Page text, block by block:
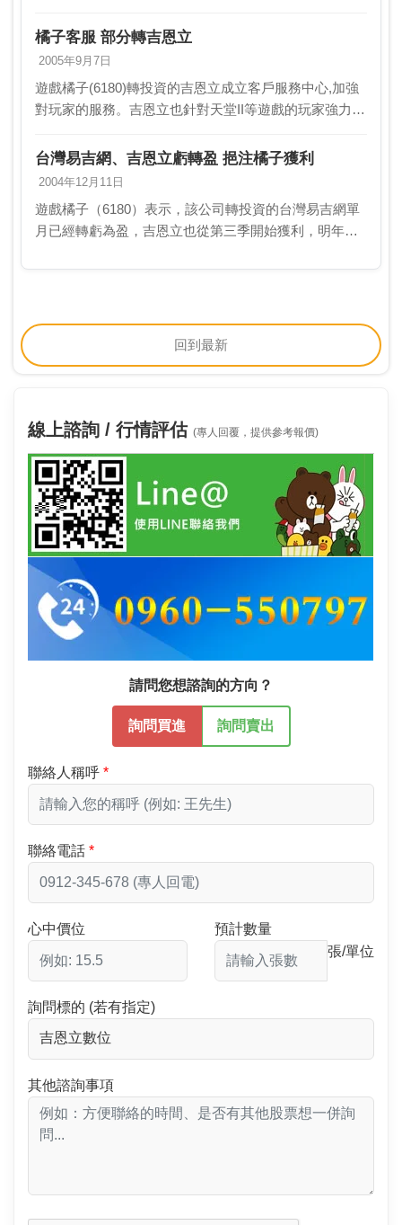
個攤位，成為租用攤位數最多者。而次世代遊樂器Ｐ…
橘子客服 部分轉吉恩立
2005年9月7日
遊戲橘子(6180)轉投資的吉恩立成立客戶服務中心,加強
對玩家的服務。吉恩立也針對天堂II等遊戲的玩家強力處
由於經營的遊戲將越來越多,所服務的玩…
台灣易吉網、吉恩立虧轉盈 挹注橘子獲利
2004年12月11日
遊戲橘子（6180）表示，該公司轉投資的台灣易吉網單
月已經轉虧為盈，吉恩立也從第三季開始獲利，明年兩
虧損狀態）是一整年，在新遊戲方面，橘子則計畫三款
回到最新
線上諮詢 / 行情評估 (專人回覆，提供參考報價)
請問您想諮詢的方向？
詢問買進 詢問賣出
聯絡人稱呼
聯絡電話
心中價位
預計數量
張/單位
詢問標的 (若有指定)
其他諮詢事項